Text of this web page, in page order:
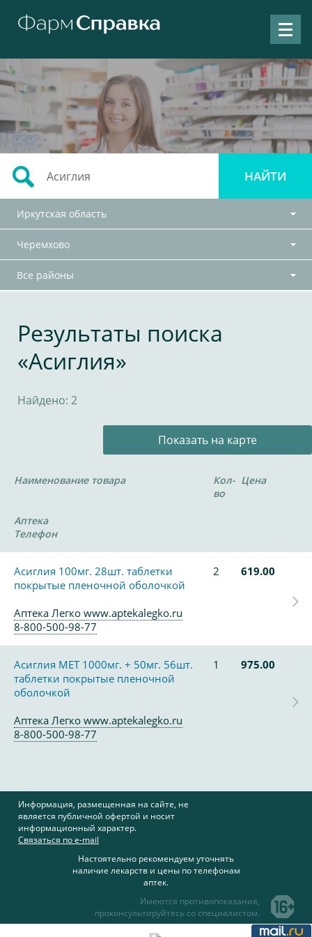
Иркутская область
Черемхово
Все районы
Результаты поиска
«Асиглия»
Найдено: 2
Показать на карте
Наименование товара
Кол-
во
Цена
Аптека
Телефон
Асиглия 100мг. 28шт. таблетки
покрытые пленочной оболочкой
2 619.00
Аптека Легко www.aptekalegko.ru
8-800-500-98-77
Асиглия МЕТ 1000мг. + 50мг. 56шт.
таблетки покрытые пленочной
оболочкой
1 975.00
Аптека Легко www.aptekalegko.ru
8-800-500-98-77
Информация, размещенная на сайте, не
является публичной офертой и носит
информационный характер.
Связаться по e-mail
Настоятельно рекомендуем уточнять
наличие лекарств и цены по телефонам
аптек.
Имеются противопоказания,
проконсультируйтесь со специалистом.